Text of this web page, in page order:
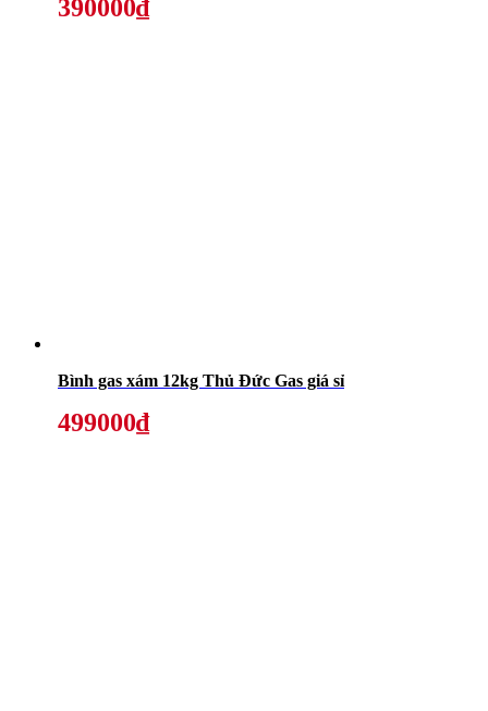
390000₫
Bình gas xám 12kg Thủ Đức Gas giá sỉ
499000₫